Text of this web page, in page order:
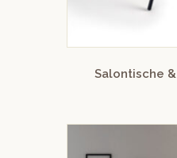
Salontische